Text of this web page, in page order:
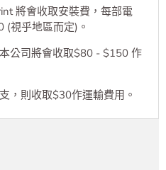
將會收取安裝費，每部電
視乎地區而定)。
公司將會收取$80 - $150 作
，則收取$30作運輸費用。